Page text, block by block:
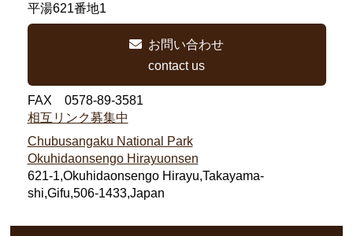
平湯621番地1
お問い合わせ
contact us
FAX 0578-89-3581
相互リンク募集中
Chubusangaku National Park
Okuhidaonsengo Hirayuonsen
621-1,Okuhidaonsengo Hirayu,Takayama-
shi,Gifu,506-1433,Japan